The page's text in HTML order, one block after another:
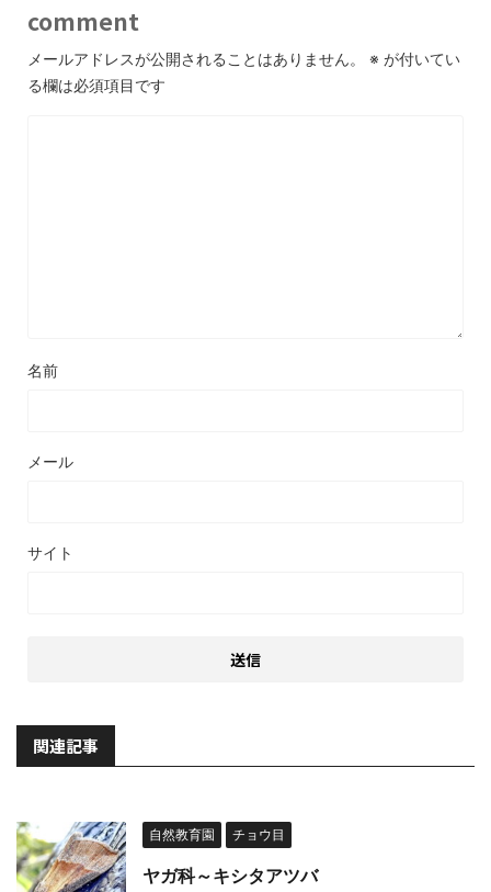
comment
メールアドレスが公開されることはありません。 ※ が付いてい
る欄は必須項目です
名前
メール
サイト
関連記事
自然教育園 チョウ目
ヤガ科～キシタアツバ